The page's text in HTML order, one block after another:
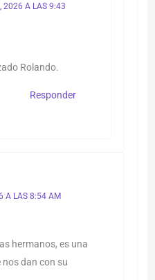
2026 A LAS 9:43
Rolando.
Responder
A LAS 8:54 AM
hermanos, es una
dan con su